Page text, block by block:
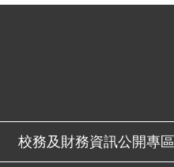
校務及財務資訊公開專區